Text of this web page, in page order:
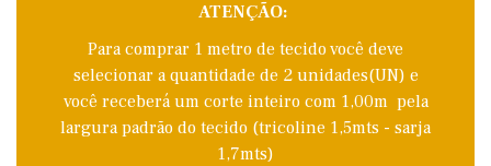
ATENÇÃO:
Para comprar 1 metro de tecido você deve
selecionar a quantidade de 2 unidades(UN) e
você receberá um corte inteiro com 1,00m pela
largura padrão do tecido (tricoline 1,5mts - sarja
1,7mts)